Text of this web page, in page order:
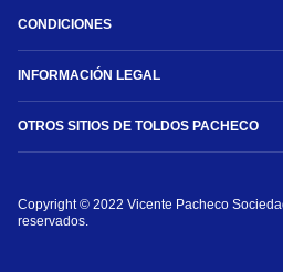
CONDICIONES
INFORMACIÓN LEGAL
OTROS SITIOS DE TOLDOS PACHECO
Copyright © 2022 Vicente Pacheco Sociedad Limitada. Todos los derechos
reservados.